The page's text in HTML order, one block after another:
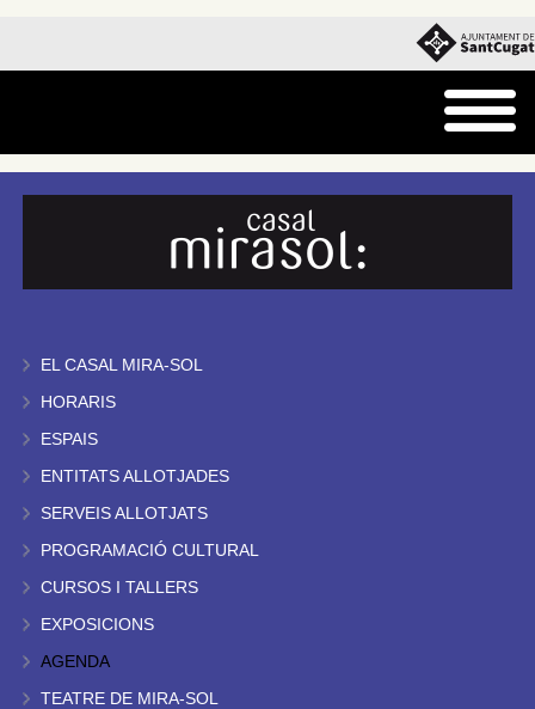
EL CASAL MIRA-SOL
HORARIS
ESPAIS
ENTITATS ALLOTJADES
SERVEIS ALLOTJATS
PROGRAMACIÓ CULTURAL
CURSOS I TALLERS
EXPOSICIONS
AGENDA
TEATRE DE MIRA-SOL